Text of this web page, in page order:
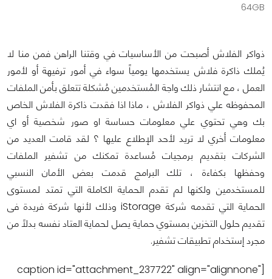
64GB
ذواكر الفلاش أصبحت من الأساسيات في وقتنا الراهن فمن منا لا
يُملك ذاكرة فلاش يستخدمها يومياً سواء في أمور ترفيهة أو لأمور
العمل ، مع انتشار ذلك واجة المُستخدمين مُشكلة تتعلق بأمن الملفات
المحفوظه علي ذواكر الفلاش ، ماذا اذا فقدت ذاكرة الفلاش الخاص
بك وهي تحتوي علي معلومات حساسة او صور شخصية أو اي
معلومات أخري لا تريد لأحد الإطلاع عليها ؟ لقد قامت العديد من
الشركات بتقديم برمجيات مُساعدة تمكنك من تشفير الملفات
وحفظها بكفاءة ، تلك البرامج قدمت بعض الأمان النسبي
للمستخدمين ولكنها لم تقدم الحماية الكاملة التي تمتد لمستوى
الحماية التي تقدمه شركة iStorage وذلك لأنها شركة فريدة فى
تقديم حلول التخزين بمستوي حماية يصل لحماية العتاد نفسه بدلاً من
مجرد إستخدام تطبيقات تشفير.
[caption id="attachment_237722" align="alignnone"